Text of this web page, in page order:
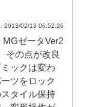
2013/02/13 06:52:26
ゼータVer2
その点が改良
ックは変わ
ツをロック
タイル保持